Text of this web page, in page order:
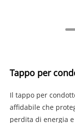
Tappo per
Il tappo per
affidabile che
perdita di energia